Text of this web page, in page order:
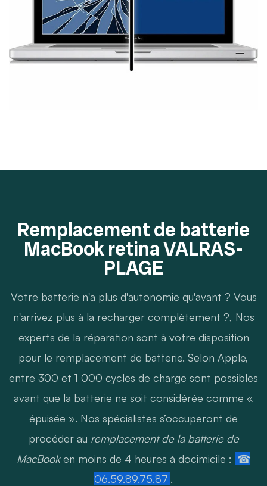
Remplacement de batterie
MacBook retina VALRAS-
PLAGE
Votre batterie n'a plus d'autonomie qu'avant ? Vous
n'arrivez plus à la recharger complètement ?, Nos
experts de la réparation sont à votre disposition
pour le remplacement de batterie. Selon Apple,
entre 300 et 1 000 cycles de charge sont possibles
avant que la batterie ne soit considérée comme «
épuisée ». Nos spécialistes s’occuperont de
procéder au remplacement de la batterie de
MacBooken moins de 4 heures à docimicile : ☎
06.59.89.75.87 .